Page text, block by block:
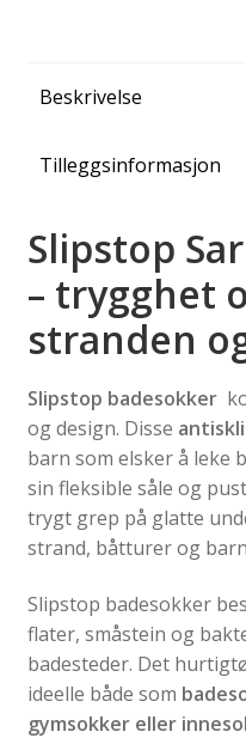
Beskrivelse
Tilleggsinformasjon
Slipstop
– trygghet
stranden
Slipstop badesokker
og design. Disse
barn som elsker å leke
sin fleksible såle og
trygt grep på glatte
strand, båtturer og
Slipstop badesokker
flater, småstein og
badesteder. Det
ideelle både som
gymsokker eller